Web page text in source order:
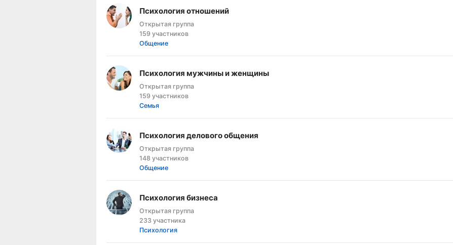
Психология отношений
Открытая группа
159 участников
Общение
Психология мужчины и женщины
Открытая группа
159 участников
Семья
Психология делового общения
Открытая группа
148 участников
Общение
Психология бизнеса
Открытая группа
233 участника
Психология